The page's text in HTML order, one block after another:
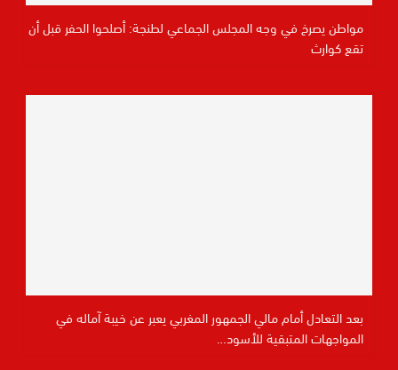
مواطن يصرخ في وجه المجلس الجماعي لطنجة: أصلحوا الحفر قبل أن
تقع كوارث
بعد التعادل أمام مالي الجمهور المغربي يعبر عن خيبة آماله في
المواجهات المتبقية للأسود…